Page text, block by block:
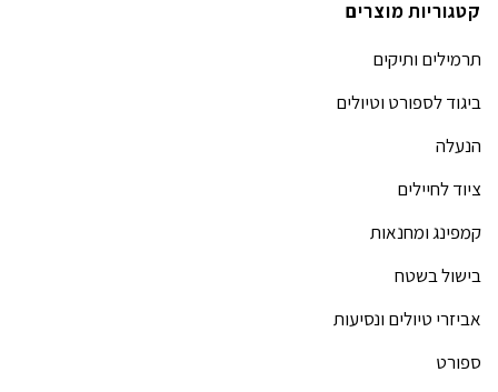
קטגוריות מוצרים
תרמילים ותיקים
ביגוד לספורט וטיולים
הנעלה
ציוד לחיילים
קמפינג ומחנאות
בישול בשטח
אביזרי טיולים ונסיעות
ספורט